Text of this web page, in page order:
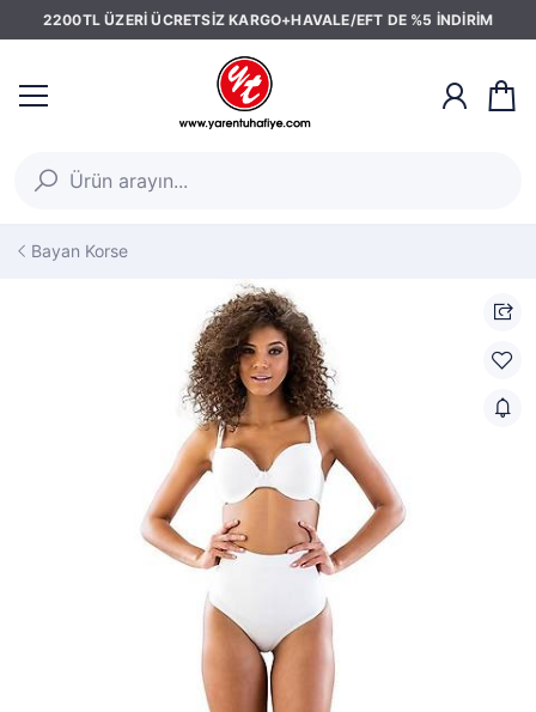
2200TL ÜZERİ ÜCRETSİZ KARGO+HAVALE/EFT DE %5 İNDİRİM
Bayan Korse